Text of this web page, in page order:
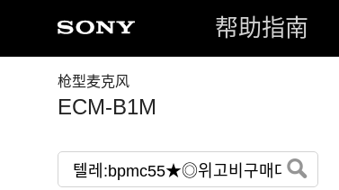
帮助指南
枪型麦克风
ECM-B1M